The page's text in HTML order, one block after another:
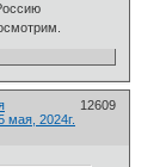
12609
мая, 2024г.